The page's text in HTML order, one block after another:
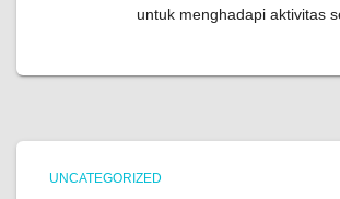
untuk menghadapi aktivitas
UNCATEGORIZED